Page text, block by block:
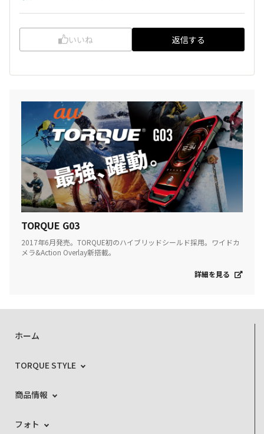
いいね 返信する
TORQUE G03
2017年6月発売。TORQUE初のハイブリッドシールド採用。ワイドカ
メラ&Action Overlay新搭載。
詳細を見る
ホーム
TORQUE STYLE
商品情報
フォト